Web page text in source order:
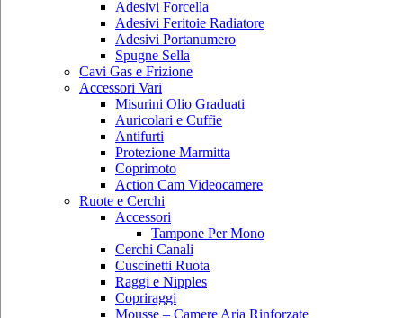
Adesivi Forcella
Adesivi Feritoie Radiatore
Adesivi Portanumero
Spugne Sella
Cavi Gas e Frizione
Accessori Vari
Misurini Olio Graduati
Auricolari e Cuffie
Antifurti
Protezione Marmitta
Coprimoto
Action Cam Videocamere
Ruote e Cerchi
Accessori
Tampone Per Mono
Cerchi Canali
Cuscinetti Ruota
Raggi e Nipples
Copriraggi
Mousse – Camere Aria Rinforzate